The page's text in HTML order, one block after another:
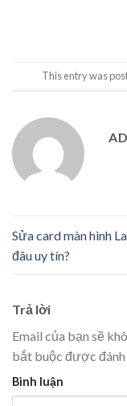
This entry was
Sửa card màn hình
đâu uy tín?
Trả lời
Email của bạn sẽ
bắt buộc được đánh
Bình luận